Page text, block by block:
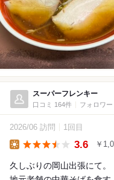
スーパーフレンキー
口コミ 164件 フォロワー
2026/06 訪問 1回目
3.6 ￥
久しぶりの岡山出張にて。